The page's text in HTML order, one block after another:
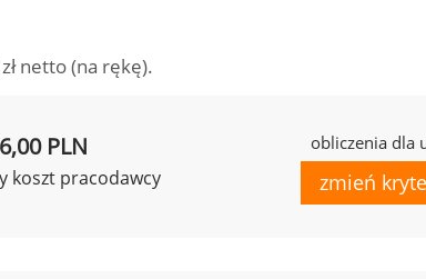
netto (na rękę).
PLN
koszt pracodawcy
obliczenia dla
zmień